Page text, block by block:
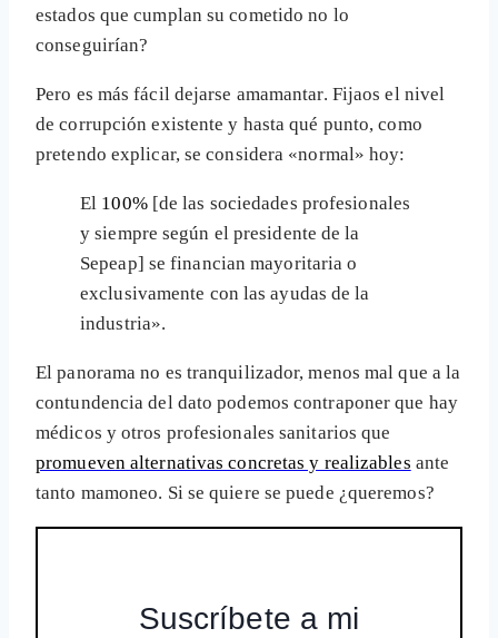
estados que cumplan su cometido no lo
conseguirían?
Pero es más fácil dejarse amamantar. Fijaos el nivel
de corrupción existente y hasta qué punto, como
pretendo explicar, se considera «normal» hoy:
El 100%[de las sociedades profesionales
y siempre según el presidente de la
Sepeap] se financian mayoritaria o
exclusivamente con las ayudas de la
industria».
El panorama no es tranquilizador, menos mal que a la
contundencia del dato podemos contraponer que hay
médicos y otros profesionales sanitarios que
promueven alternativas concretas y realizables ante
tanto mamoneo. Si se quiere se puede ¿queremos?
Suscríbete a mi